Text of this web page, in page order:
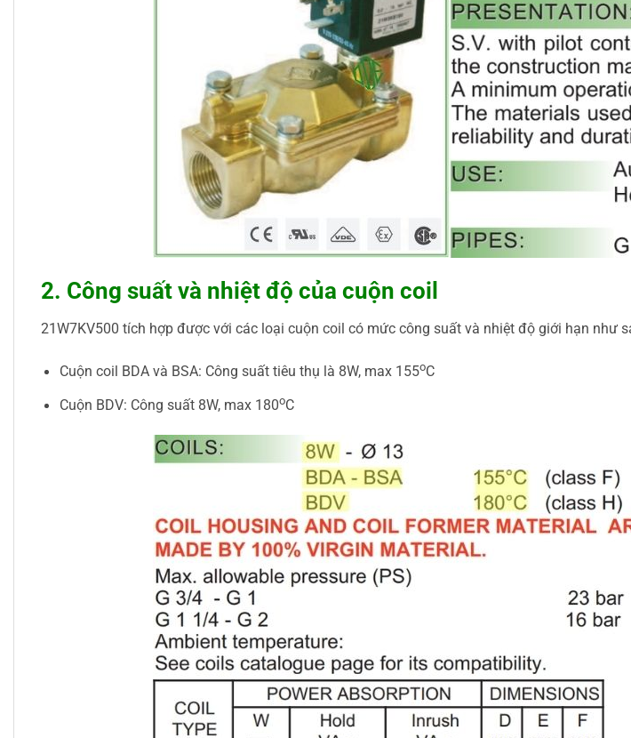
2. Công suất và nhiệt độ của cuộn coil
21W7KV500 tích hợp được với các loại cuộn coil có mức công suất và nhiệt độ giới hạn như
Cuộn coil BDA và BSA: Công suất tiêu thụ là 8W, max 155oC
Cuộn BDV: Công suất 8W, max 180oC